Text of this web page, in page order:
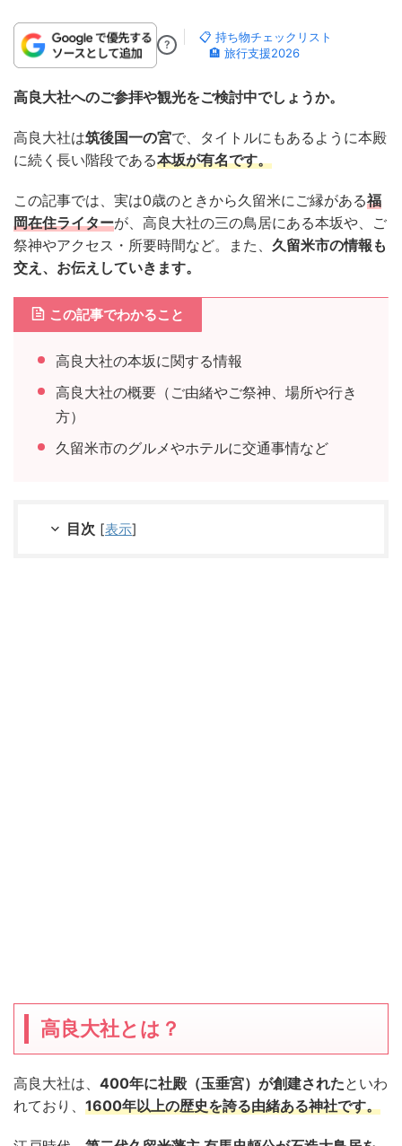
?
📋 持ち物チェックリスト
🏨 旅行支援2026
高良大社へのご参拝や観光をご検討中でしょうか。
高良大社は筑後国一の宮で、タイトルにもあるように本殿
に続く長い階段である本坂が有名です。
この記事では、実は0歳のときから久留米にご縁がある福
岡在住ライターが、高良大社の三の鳥居にある本坂や、ご
祭神やアクセス・所要時間など。また、 久留米市の情報も
交え、お伝えしていきます。
この記事でわかること
高良大社の本坂に関する情報
高良大社の概要（ご由緒やご祭神、場所や行き
方）
久留米市のグルメやホテルに交通事情など
目次 [表示]
高良大社とは？
高良大社は、 400年に社殿（玉垂宮）が創建されたといわ
れており、 1600年以上の歴史を誇る由緒ある神社です。